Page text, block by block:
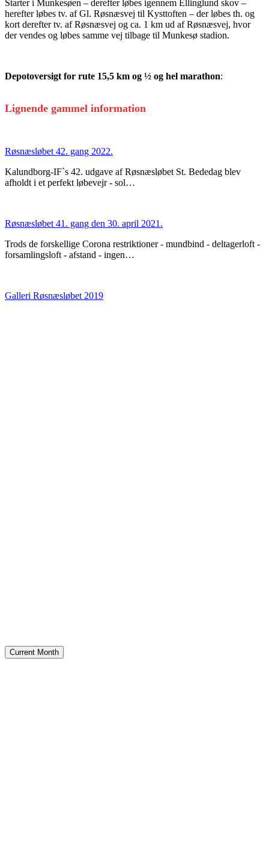
Starter i Munkesøen – derefter løbes igennem Ellinglund skov –
herefter løbes tv. af Gl. Røsnæsvej til Kysttoften – der løbes th. og
kort derefter tv. af Røsnæsvej og ca. 1 km ud af Røsnæsvej, hvor
der vendes og løbes samme vej tilbage til Munkesø stadion.
Depotoversigt for rute 15,5 km og ½ og hel marathon:
Lignende gammel information
Røsnæsløbet 42. gang 2022.
Kalundborg-IF`s 42. udgave af Røsnæsløbet St. Bededag blev
afholdt i et perfekt løbevejr - sol…
Røsnæsløbet 41. gang den 30. april 2021.
Trods de forskellige Corona restriktioner - mundbind - deltagerloft -
forsamlingsloft - afstand - ingen…
Galleri Røsnæsløbet 2019
Current Month